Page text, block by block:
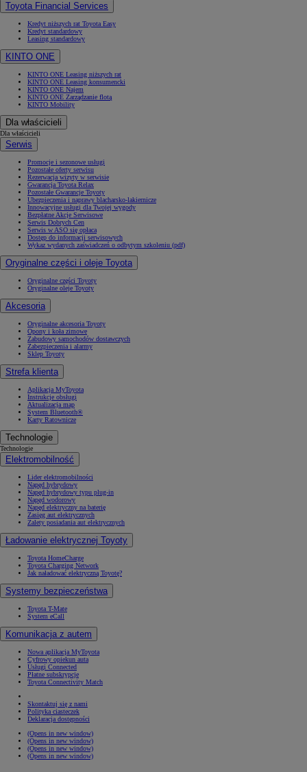
Toyota Financial Services
Kredyt niższych rat Toyota Easy
Kredyt standardowy
Leasing standardowy
KINTO ONE
KINTO ONE Leasing niższych rat
KINTO ONE Leasing konsumencki
KINTO ONE Najem
KINTO ONE Zarządzanie flotą
KINTO Mobility
Dla właścicieli
Dla właścicieli
Serwis
Promocje i sezonowe usługi
Pozostałe oferty serwisu
Rezerwacja wizyty w serwisie
Gwarancja Toyota Relax
Pozostałe Gwarancje Toyoty
Ubezpieczenia i naprawy blacharsko-lakiernicze
Innowacyjne usługi dla Twojej wygody
Bezpłatne Akcje Serwisowe
Serwis Dobrych Cen
Serwis w ASO się opłaca
Dostęp do informacji serwisowych
Wykaz wydanych zaświadczeń o odbytym szkoleniu (pdf)
Oryginalne części i oleje Toyota
Oryginalne części Toyoty
Oryginalne oleje Toyoty
Akcesoria
Oryginalne akcesoria Toyoty
Opony i koła zimowe
Zabudowy samochodów dostawczych
Zabezpieczenia i alarmy
Sklep Toyoty
Strefa klienta
Aplikacja MyToyota
Instrukcje obsługi
Aktualizacja map
System Bluetooth®
Karty Ratownicze
Technologie
Technologie
Elektromobilność
Lider elektromobilności
Napęd hybrydowy
Napęd hybrydowy typu plug-in
Napęd wodorowy
Napęd elektryczny na baterię
Zasięg aut elektrycznych
Zalety posiadania aut elektrycznych
Ładowanie elektrycznej Toyoty
Toyota HomeCharge
Toyota Charging Network
Jak naładować elektryczną Toyotę?
Systemy bezpieczeństwa
Toyota T-Mate
System eCall
Komunikacja z autem
Nowa aplikacja MyToyota
Cyfrowy opiekun auta
Usługi Connected
Płatne subskrypcje
Toyota Connectivity Match
Skontaktuj się z nami
Polityka ciasteczek
Deklaracja dostępności
(Opens in new window)
(Opens in new window)
(Opens in new window)
(Opens in new window)